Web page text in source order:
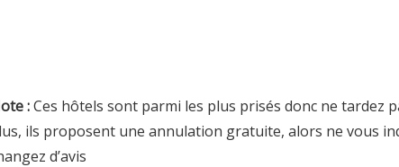
:Ces hôtels sont parmi les plus prisés donc ne tardez
ils proposent une annulation gratuite, alors ne vous
d’avis